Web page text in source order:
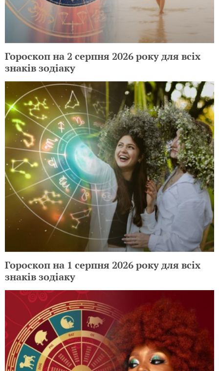
Гороскоп на 2 серпня 2026 року для всіх
знаків зодіаку
Гороскоп на 1 серпня 2026 року для всіх
знаків зодіаку